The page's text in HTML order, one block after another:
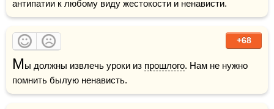
+68
Мы должны извлечь уроки из прошлого. Нам не нужно
помнить былую ненависть.